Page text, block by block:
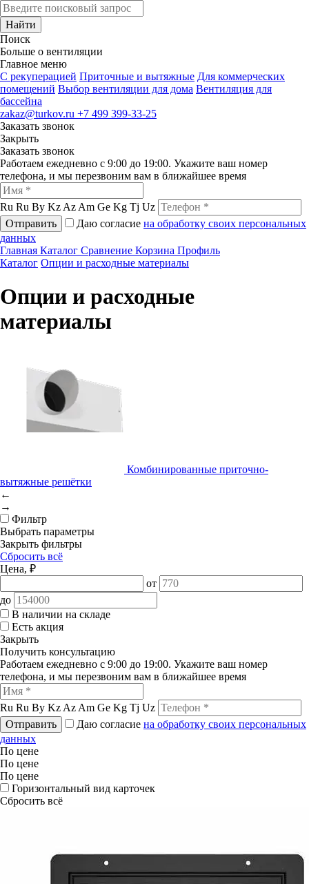
Найти
Поиск
Больше о вентиляции
Главное меню
C рекуперацией Приточные и вытяжные Для коммерческих
помещений Выбор вентиляции для дома Вентиляция для
бассейна
zakaz@turkov.ru +7 499 399-33-25
Заказать звонок
Закрыть
Заказать звонок
Работаем ежедневно с 9:00 до 19:00. Укажите ваш номер
телефона, и мы перезвоним вам в ближайшее время
Ru Ru By Kz Az Am Ge Kg Tj Uz
Отправить
Даю согласие на обработку своих персональных
данных
Главная Каталог Сравнение Корзина Профиль
Каталог Опции и расходные материалы
Опции и расходные
материалы
Комбинированные приточно-
вытяжные решётки
←
→
Фильтр
Выбрать параметры
Закрыть фильтры
Сбросить всё
Цена, ₽
от
до
В наличии на складе
Есть акция
Закрыть
Получить консультацию
Работаем ежедневно с 9:00 до 19:00. Укажите ваш номер
телефона, и мы перезвоним вам в ближайшее время
Ru Ru By Kz Az Am Ge Kg Tj Uz
Отправить
Даю согласие на обработку своих персональных
данных
По цене
По цене
По цене
Горизонтальный вид карточек
Сбросить всё